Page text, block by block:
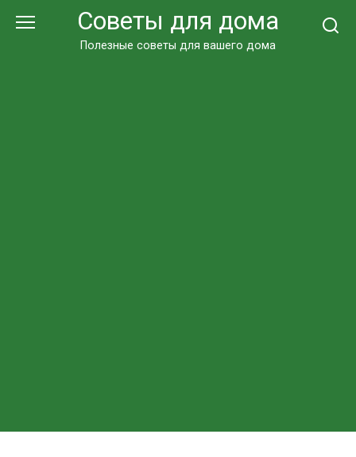
Советы для дома
Полезные советы для вашего дома